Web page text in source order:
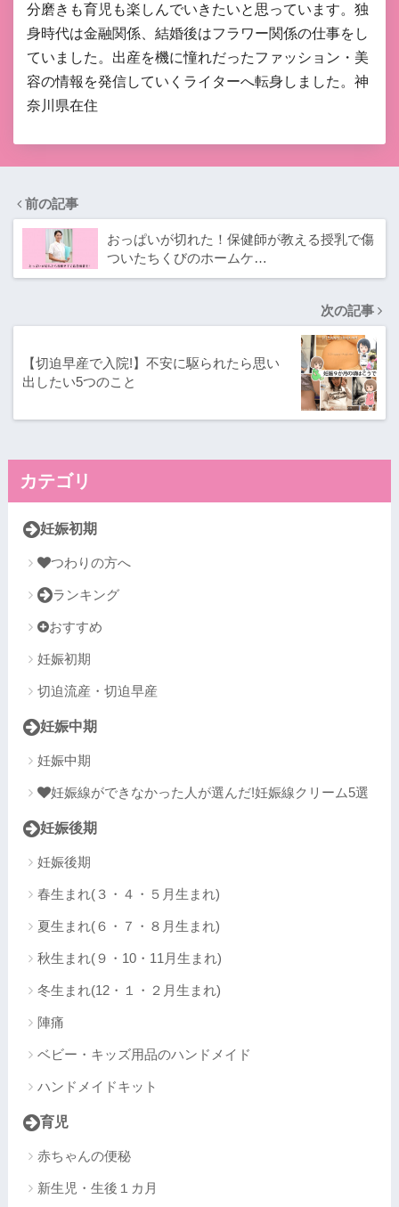
分磨きも育児も楽しんでいきたいと思っています。独
身時代は金融関係、結婚後はフラワー関係の仕事をし
ていました。出産を機に憧れだったファッション・美
容の情報を発信していくライターへ転身しました。神
奈川県在住
前の記事
おっぱいが切れた！保健師が教える授乳で傷
ついたちくびのホームケ…
次の記事
【切迫早産で入院!】不安に駆られたら思い
出したい5つのこと
カテゴリ
妊娠初期
つわりの方へ
ランキング
おすすめ
妊娠初期
切迫流産・切迫早産
妊娠中期
妊娠中期
妊娠線ができなかった人が選んだ!妊娠線クリーム5選
妊娠後期
妊娠後期
春生まれ(３・４・５月生まれ)
夏生まれ(６・７・８月生まれ)
秋生まれ(９・10・11月生まれ)
冬生まれ(12・１・２月生まれ)
陣痛
ベビー・キッズ用品のハンドメイド
ハンドメイドキット
育児
赤ちゃんの便秘
新生児・生後１カ月